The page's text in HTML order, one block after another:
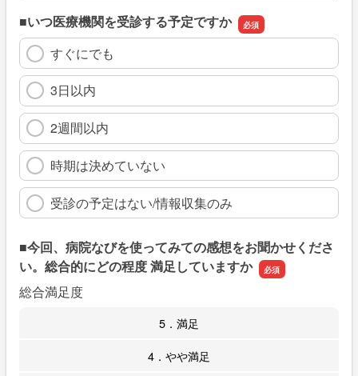
■いつ医療機関を受診する予定ですか
すぐにでも
3日以内
2週間以内
時期は決めていない
受診の予定はない/情報収集のみ
■今回、病院なびを使ってみての感想をお聞かせくださ
い。総合的にどの程度 満足していますか
総合満足度
5．満足
4．やや満足